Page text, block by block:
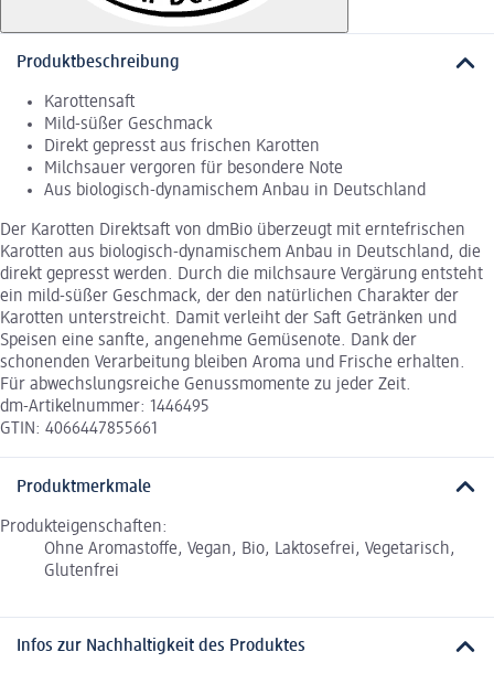
Produktbeschreibung
Karottensaft
Mild-süßer Geschmack
Direkt gepresst aus frischen Karotten
Milchsauer vergoren für besondere Note
Aus biologisch-dynamischem Anbau in Deutschland
Der Karotten Direktsaft von dmBio überzeugt mit erntefrischen
Karotten aus biologisch-dynamischem Anbau in Deutschland, die
direkt gepresst werden. Durch die milchsaure Vergärung entsteht
ein mild-süßer Geschmack, der den natürlichen Charakter der
Karotten unterstreicht. Damit verleiht der Saft Getränken und
Speisen eine sanfte, angenehme Gemüsenote. Dank der
schonenden Verarbeitung bleiben Aroma und Frische erhalten.
Für abwechslungsreiche Genussmomente zu jeder Zeit.
dm-Artikelnummer: 1446495
GTIN: 4066447855661
Produktmerkmale
Produkteigenschaften:
Ohne Aromastoffe, Vegan, Bio, Laktosefrei, Vegetarisch,
Glutenfrei
Infos zur Nachhaltigkeit des Produktes